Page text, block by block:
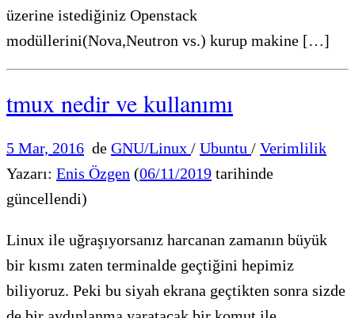
üzerine istediğiniz Openstack
modüllerini(Nova,Neutron vs.) kurup makine […]
tmux nedir ve kullanımı
5 Mar, 2016 de GNU/Linux / Ubuntu / Verimlilik
Yazarı: Enis Özgen (06/11/2019 tarihinde
güncellendi)
Linux ile uğraşıyorsanız harcanan zamanın büyük
bir kısmı zaten terminalde geçtiğini hepimiz
biliyoruz. Peki bu siyah ekrana geçtikten sonra sizde